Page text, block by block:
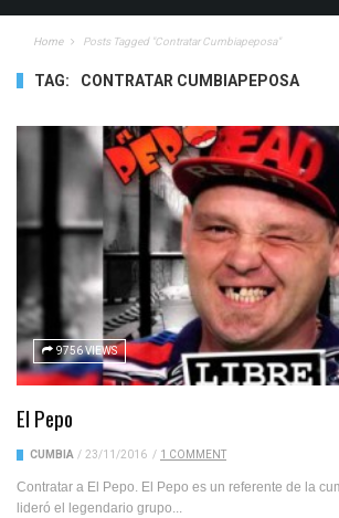
Home Posts Tagged "contratar Cumbiapeposa"
TAG: CONTRATAR CUMBIAPEPOSA
9756 VIEWS
El Pepo
CUMBIA / 23/11/2016 / 1 COMMENT
Contratar a El Pepo. El Pepo es un referente de la
lideró el legendario grupo...